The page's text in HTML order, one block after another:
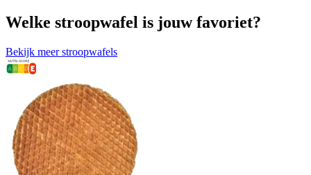
Welke stroopwafel is jouw favoriet?
Bekijk meer stroopwafels